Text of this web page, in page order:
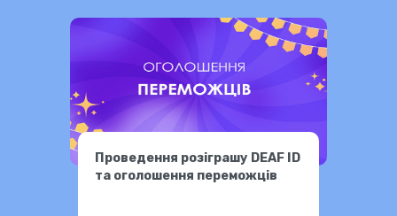
Проведення розіграшу DEAF ID
та оголошення переможців